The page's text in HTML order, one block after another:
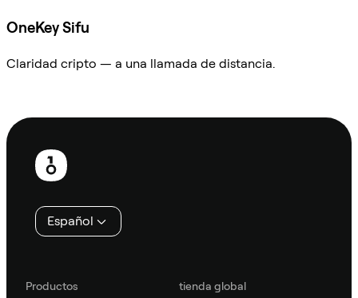
OneKey Sifu
Claridad cripto — a una llamada de distancia.
Pie
página
Español
Productos tienda global